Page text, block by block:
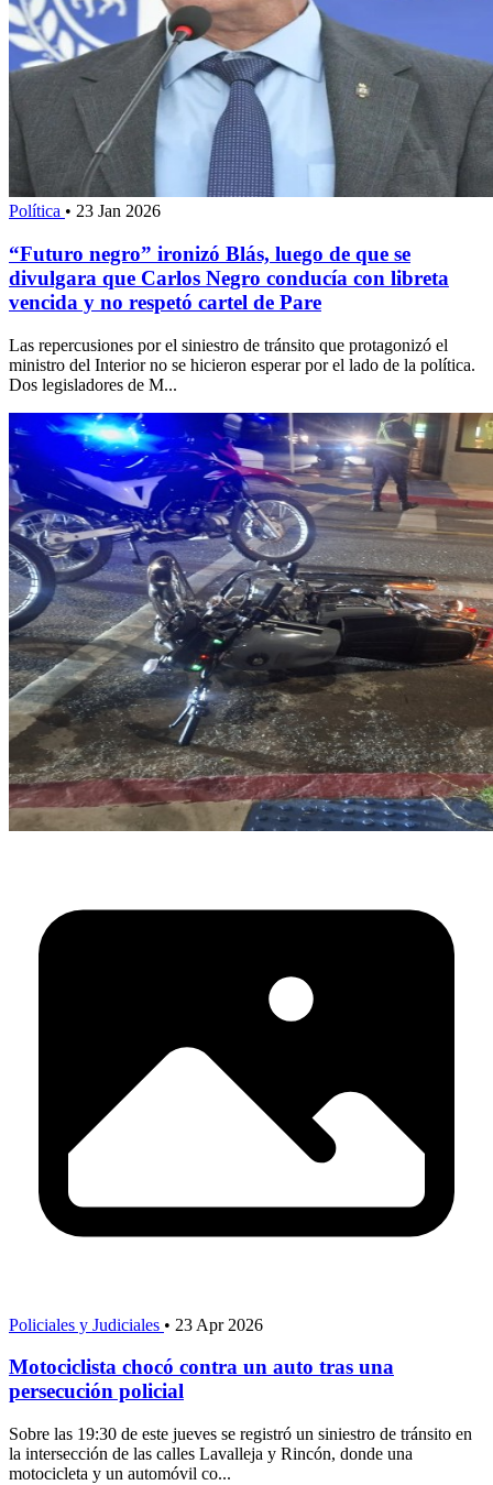
Política • 23 Jan 2026
“Futuro negro” ironizó Blás, luego de que se
divulgara que Carlos Negro conducía con libreta
vencida y no respetó cartel de Pare
Las repercusiones por el siniestro de tránsito que protagonizó el
ministro del Interior no se hicieron esperar por el lado de la política.
Dos legisladores de M...
Policiales y Judiciales • 23 Apr 2026
Motociclista chocó contra un auto tras una
persecución policial
Sobre las 19:30 de este jueves se registró un siniestro de tránsito en
la intersección de las calles Lavalleja y Rincón, donde una
motocicleta y un automóvil co...